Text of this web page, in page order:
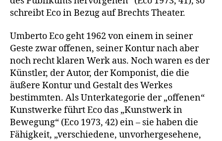
schreibt Eco in Bezug auf Brechts Theater.
Umberto Eco geht 1962 von einem in seiner
Geste zwar offenen, seiner Kontur nach aber
noch recht klaren Werk aus. Noch waren es der
Künstler, der Autor, der Komponist, die die
äußere Kontur und Gestalt des Werkes
bestimmten. Als Unterkategorie der „offenen“
Kunstwerke führt Eco das „Kunstwerk in
Bewegung“ (Eco 1973, 42) ein – sie haben die
Fähigkeit, „verschiedene, unvorhergesehene,